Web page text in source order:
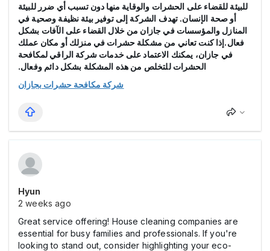
للبيئة للقضاء على الحشرات والوقاية منها دون تسبب أي ضرر للبيئة
أو صحة الإنسان. تهدف الشركة إلى توفير بيئة نظيفة وصحية في
المنازل والمؤسسات في جازان من خلال القضاء على الآفات بشكل
فعال.إذا كنت تعاني من مشكلة حشرات في منزلك أو مكان عملك
في جازان، يمكنك الاعتماد على خدمات شركة الراقي لمكافحة
الحشرات للتخلص من هذه المشكلة بشكل دائم وفعال.
شركة مكافحة حشرات بجازان
Hyun
2 weeks ago
Great service offering! House cleaning companies are
essential for busy families and professionals. If you're
looking to stand out, consider highlighting your eco-